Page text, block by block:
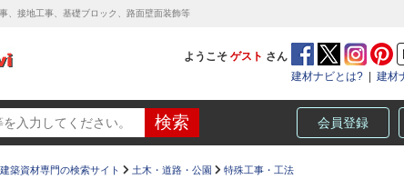
、接地工事、基礎ブロック、路面壁面装飾等
ようこそ ゲスト さん
建材ナビとは?
建材
会員登録
築資材専門の検索サイト 土木・道路・公園 特殊工事・工法